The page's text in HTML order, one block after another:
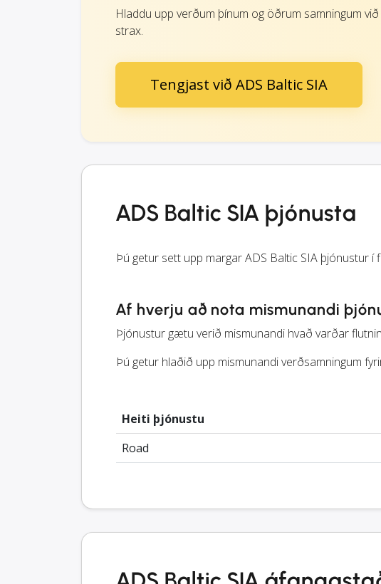
Hladdu upp verðum þínum og öðrum samningum
strax.
Tengjast við ADS Baltic SIA
ADS Baltic SIA þjónusta
Þú getur sett upp margar ADS Baltic SIA þjónustur
Af hverju að nota mismunandi
Þjónustur gætu verið mismunandi hvað varðar
Þú getur hlaðið upp mismunandi verðsamningum
Heiti þjónustu
Road